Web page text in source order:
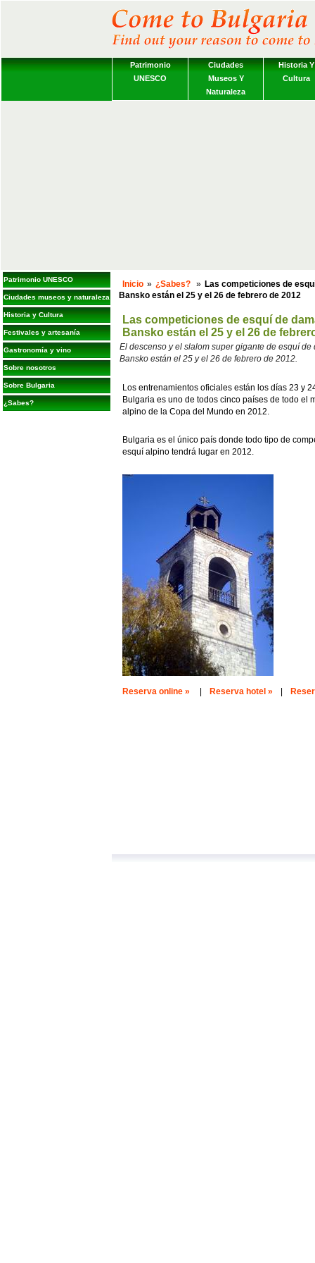
Patrimonio
UNESCO
Ciudades
Museos Y
Naturaleza
Historia Y
Cultura
Patrimonio UNESCO
Ciudades museos y naturaleza
Historia y Cultura
Festivales y artesanía
Gastronomía y vino
Sobre nosotros
Sobre Bulgaria
¿Sabes?
Inicio » ¿Sabes? » Las competiciones de
Bansko están el 25 y el 26 de febrero de 2012
Las competiciones de esquí de
Bansko están el 25 y el 26 de
El descenso y el slalom super gigante de esquí
Bansko están el 25 y el 26 de febrero de 2012.
Los entrenamientos oficiales están los días 23 y
Bulgaria es uno de todos cinco países de todo el
alpino de la Copa del Mundo en 2012.
Bulgaria es el único país donde todo tipo de
esquí alpino tendrá lugar en 2012.
Reserva online » Reserva hotel »